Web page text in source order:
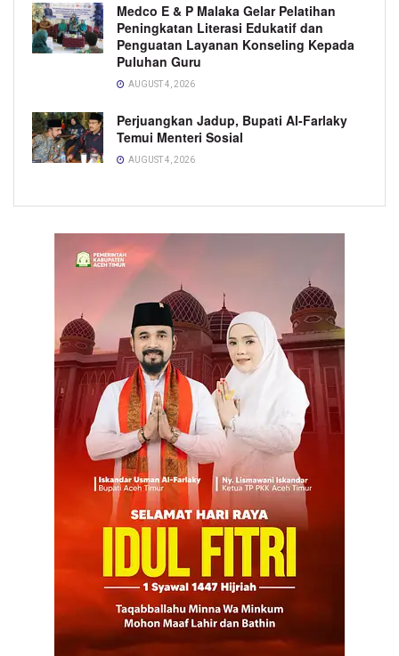
Medco E & P Malaka Gelar Pelatihan
Peningkatan Literasi Edukatif dan
Penguatan Layanan Konseling Kepada
Puluhan Guru
AUGUST 4, 2026
Perjuangkan Jadup, Bupati Al-Farlaky
Temui Menteri Sosial
AUGUST 4, 2026